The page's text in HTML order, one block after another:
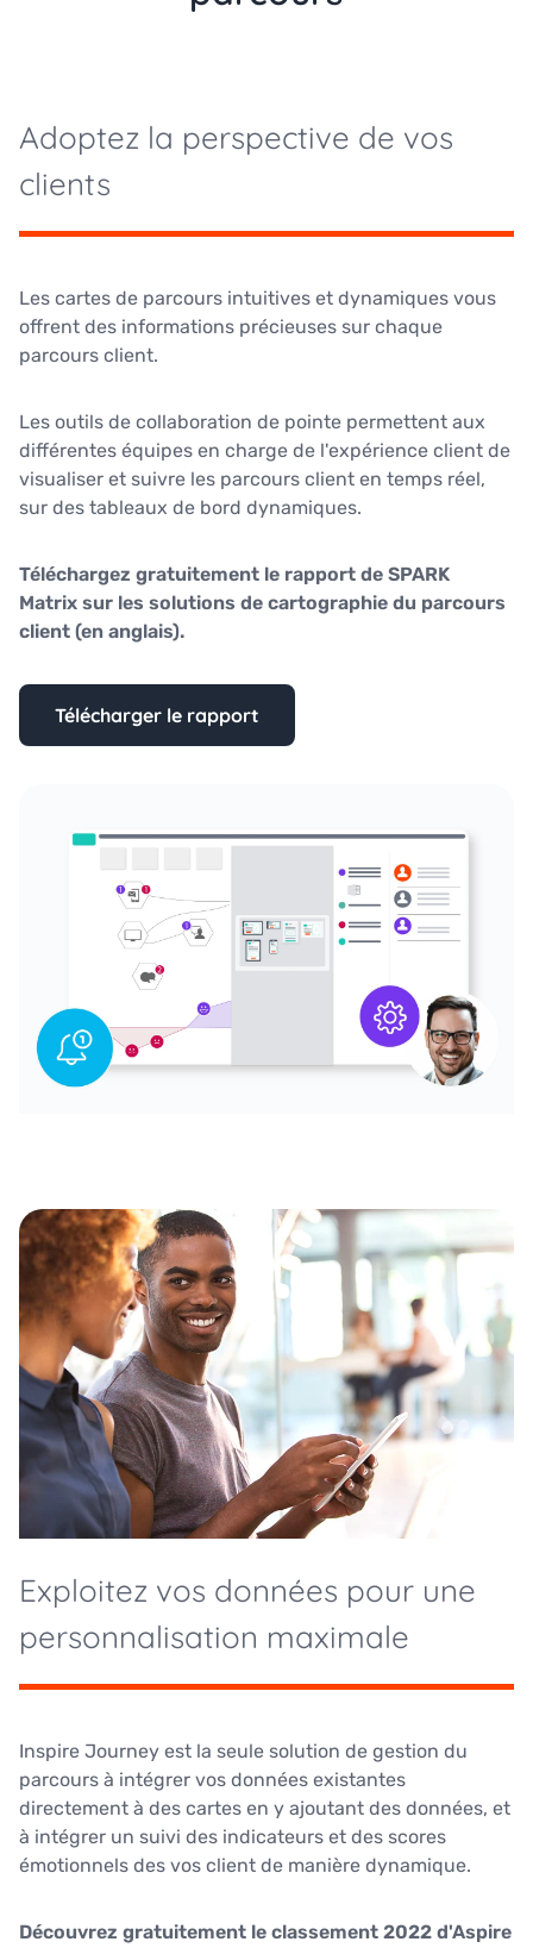
Adoptez la perspective de vos
clients
Les cartes de parcours intuitives et dynamiques vous
offrent des informations précieuses sur chaque
parcours client.
Les outils de collaboration de pointe permettent aux
différentes équipes en charge de l'expérience client de
visualiser et suivre les parcours client en temps réel,
sur des tableaux de bord dynamiques.
Téléchargez gratuitement le rapport de SPARK
Matrix sur les solutions de cartographie du parcours
client (en anglais).
Télécharger le rapport
Exploitez vos données pour une
personnalisation maximale
Inspire Journey est la seule solution de gestion du
parcours à intégrer vos données existantes
directement à des cartes en y ajoutant des données, et
à intégrer un suivi des indicateurs et des scores
émotionnels des vos client de manière dynamique.
Découvrez gratuitement le classement 2022 d'Aspire